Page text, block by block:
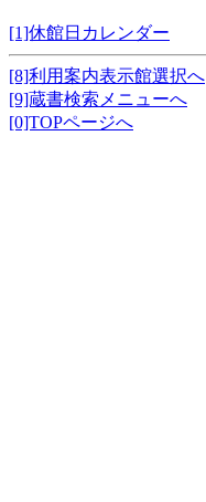
[1]休館日カレンダー
[8]利用案内表示館選択へ
[9]蔵書検索メニューへ
[0]TOPページへ